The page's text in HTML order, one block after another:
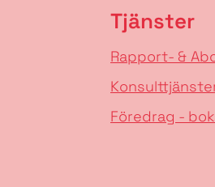
Tjänster
Rapport- &
Föredrag -